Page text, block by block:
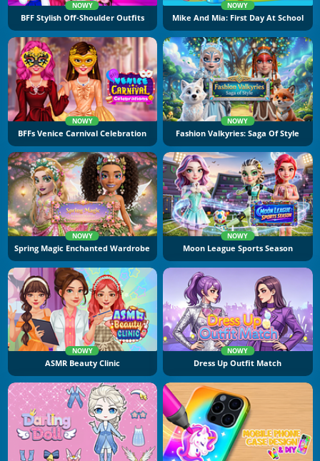
NOWY
BFF Stylish Off-Shoulder Outfits
NOWY
Mike And Mia: First Day At School
NOWY
BFFs Venice Carnival Celebration
NOWY
Fashion Valkyries: Saga Of Style
NOWY
Spring Magic Enchanted Wardrobe
NOWY
Moon League Sports Season
NOWY
ASMR Beauty Clinic
NOWY
Dress Up Outfit Match